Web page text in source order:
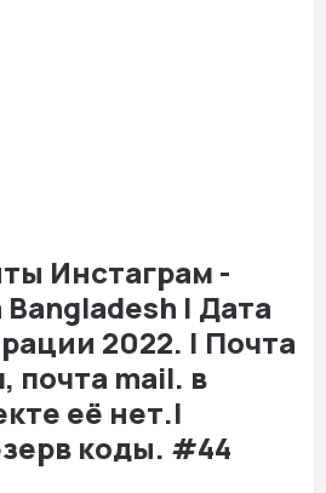
Инстаграм -
Bangladesh | Дата
2022. | Почта
почта mail. в
её нет.|
коды. #44